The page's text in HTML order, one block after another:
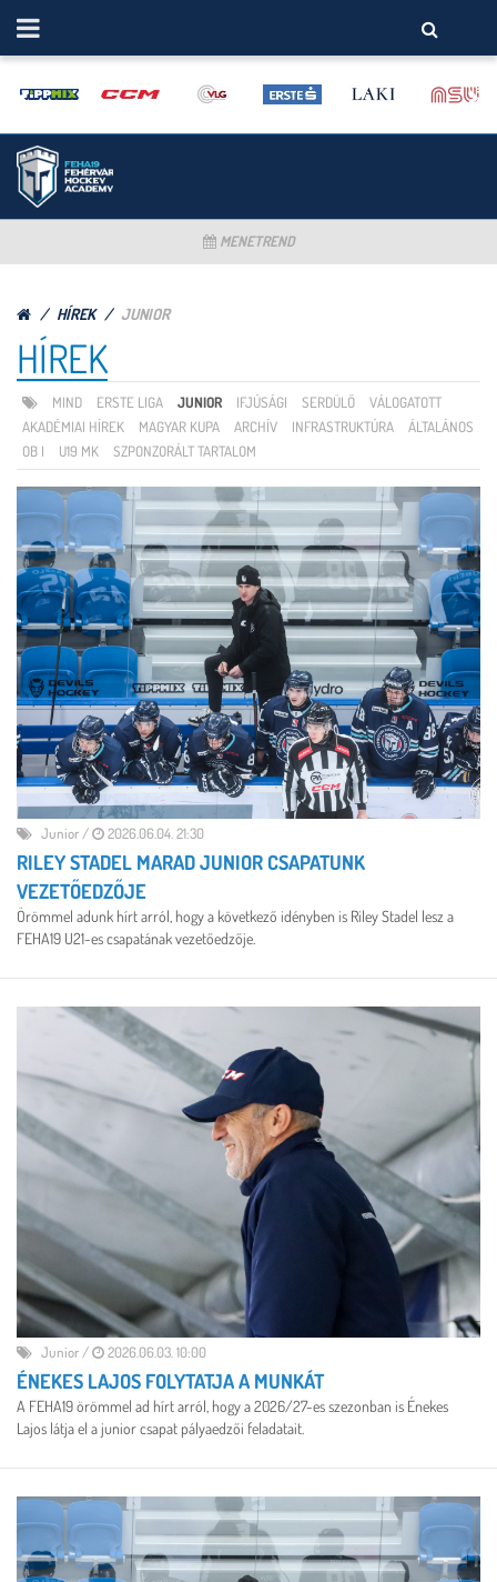
MENETREND
HÍREK JUNIOR
HÍREK
MIND ERSTE LIGA JUNIOR IFJÚSÁGI SERDÜLŐ
VÁLOGATOTT
AKADÉMIAI HÍREK
MAGYAR KUPA ARCHÍV INFRASTRUKTÚRA
ÁLTALÁNOS
OB I
U19 MK SZPONZORÁLT TARTALOM
Junior / 2026.06.04. 21:30
RILEY STADEL MARAD JUNIOR CSAPATUNK
VEZETŐEDZŐJE
Örömmel adunk hírt arról, hogy a következő idényben is Riley Stadel lesz a
FEHA19 U21-es csapatának vezetőedzője.
Junior / 2026.06.03. 10:00
ÉNEKES LAJOS FOLYTATJA A MUNKÁT
A FEHA19 örömmel ad hírt arról, hogy a 2026/27-es szezonban is Énekes
Lajos látja el a junior csapat pályaedzői feladatait.